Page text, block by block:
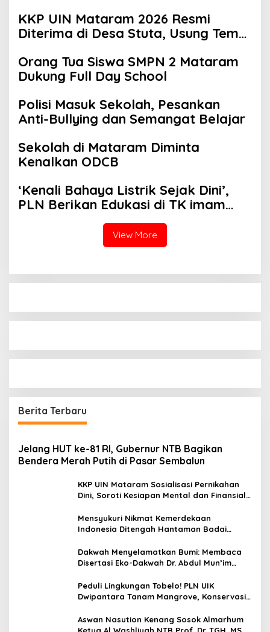
KKP UIN Mataram 2026 Resmi
Diterima di Desa Stuta, Usung Tema
Berkelanjutan Menuju Masyarakat
Sejahtera
Orang Tua Siswa SMPN 2 Mataram
Dukung Full Day School
Polisi Masuk Sekolah, Pesankan
Anti-Bullying dan Semangat Belajar
Sekolah di Mataram Diminta
Kenalkan ODCB
‘Kenali Bahaya Listrik Sejak Dini’,
PLN Berikan Edukasi di TK imam
View More
Berita Terbaru
Jelang HUT ke-81 RI, Gubernur NTB Bagikan
Bendera Merah Putih di Pasar Sembalun
KKP UIN Mataram Sosialisasi Pernikahan
Dini, Soroti Kesiapan Mental dan Finansial
Mensyukuri Nikmat Kemerdekaan
Indonesia Ditengah Hantaman Badai
Dakwah Menyelamatkan Bumi: Membaca
Disertasi Eko-Dakwah Dr. Abdul Mun’im
Peduli Lingkungan Tobelo! PLN UIK
Dwipantara Tanam Mangrove, Konservasi
Aswan Nasution Kenang Sosok Almarhum